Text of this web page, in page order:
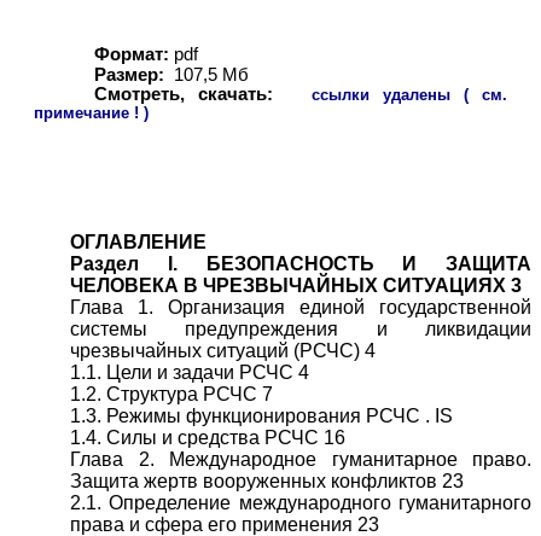
Формат: pdf
Размер:
107,5 Мб
Смотреть, скачать:
ссылки удалены ( см.
примечание ! )
ОГЛАВЛЕНИЕ
Раздел I. БЕЗОПАСНОСТЬ И ЗАЩИТА
ЧЕЛОВЕКА В ЧРЕЗВЫЧАЙНЫХ СИТУАЦИЯХ 3
Глава 1. Организация единой государственной
системы предупреждения и ликвидации
чрезвычайных ситуаций (РСЧС) 4
1.1. Цели и задачи РСЧС 4
1.2. Структура РСЧС 7
1.3. Режимы функционирования РСЧС . IS
1.4. Силы и средства РСЧС 16
Глава 2. Международное гуманитарное право.
Защита жертв вооруженных конфликтов 23
2.1. Определение международного гуманитарного
права и сфера его применения 23